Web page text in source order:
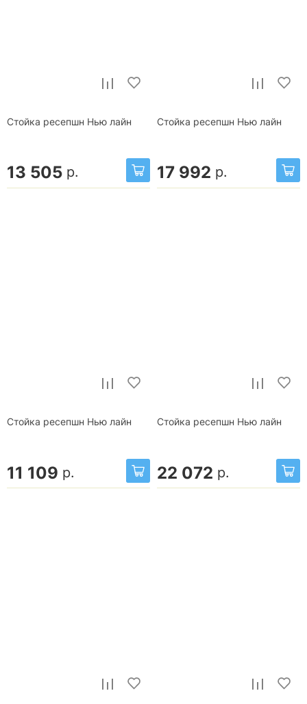
Стойка ресепшн Нью лайн
13 505 р.
Стойка ресепшн Нью лайн
17 992 р.
Стойка ресепшн Нью лайн
11 109 р.
Стойка ресепшн Нью лайн
22 072 р.